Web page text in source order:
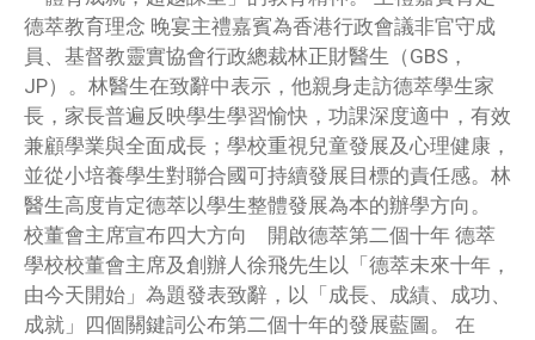
德萃教育理念 晚宴主禮嘉賓為香港行政會議非官守成
員、基督教靈實協會行政總裁林正財醫生（GBS，
JP）。林醫生在致辭中表示，他親身走訪德萃學生家
長，家長普遍反映學生學習愉快，功課深度適中，有效
兼顧學業與全面成長；學校重視兒童發展及心理健康，
並從小培養學生對聯合國可持續發展目標的責任感。林
醫生高度肯定德萃以學生整體發展為本的辦學方向。
校董會主席宣布四大方向 開啟德萃第二個十年 德萃
學校校董會主席及創辦人徐飛先生以「德萃未來十年，
由今天開始」為題發表致辭，以「成長、成績、成功、
成就」四個關鍵詞公布第二個十年的發展藍圖。 在